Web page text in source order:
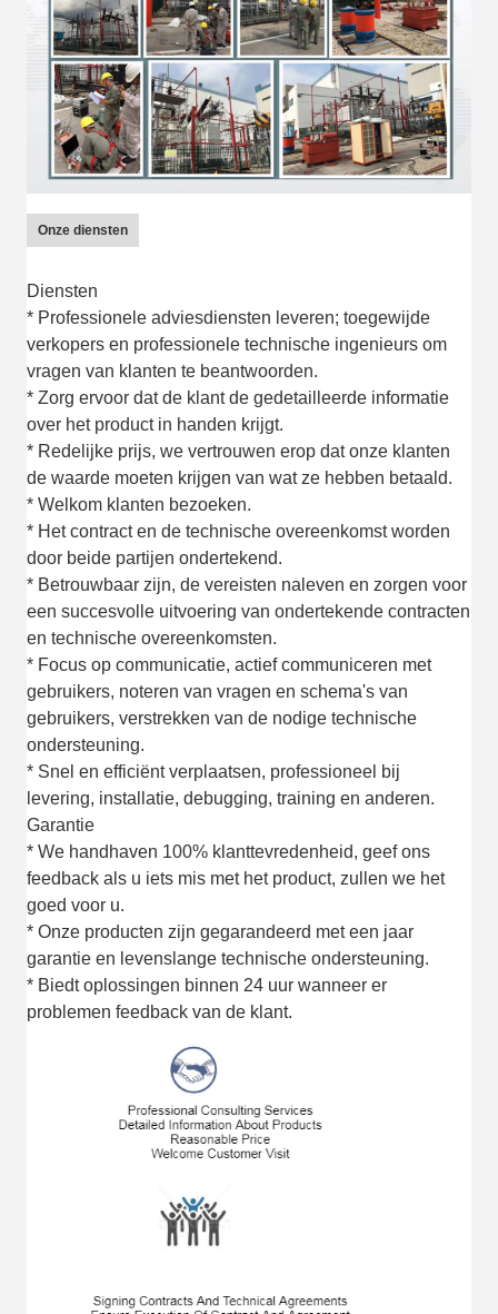
Onze diensten
Diensten
* Professionele adviesdiensten leveren; toegewijde
verkopers en professionele technische ingenieurs om
vragen van klanten te beantwoorden.
* Zorg ervoor dat de klant de gedetailleerde informatie
over het product in handen krijgt.
* Redelijke prijs, we vertrouwen erop dat onze klanten
de waarde moeten krijgen van wat ze hebben betaald.
* Welkom klanten bezoeken.
* Het contract en de technische overeenkomst worden
door beide partijen ondertekend.
* Betrouwbaar zijn, de vereisten naleven en zorgen voor
een succesvolle uitvoering van ondertekende contracten
en technische overeenkomsten.
* Focus op communicatie, actief communiceren met
gebruikers, noteren van vragen en schema's van
gebruikers, verstrekken van de nodige technische
ondersteuning.
* Snel en efficiënt verplaatsen, professioneel bij
levering, installatie, debugging, training en anderen.
Garantie
* We handhaven 100% klanttevredenheid, geef ons
feedback als u iets mis met het product, zullen we het
goed voor u.
* Onze producten zijn gegarandeerd met een jaar
garantie en levenslange technische ondersteuning.
* Biedt oplossingen binnen 24 uur wanneer er
problemen feedback van de klant.